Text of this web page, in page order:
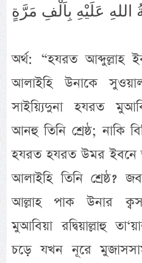
عَلَيْهِ بِاَلْفِ مَرَّةٍ
অর্থ: “হযরত আব্দুল্লাহ
আলাইহি উনাকে
সাইয়্যিদুনা হযরত
আনহু তিনি শ্রেষ্ঠ; নাকি
হযরত হযরত উমর ইবনে
আলাইহি তিনি শ্রেষ্ঠ?
আল্লাহ পাক উনার
মুআবিয়া রদ্বিয়াল্লাহু
চড়ে যখন নূরে